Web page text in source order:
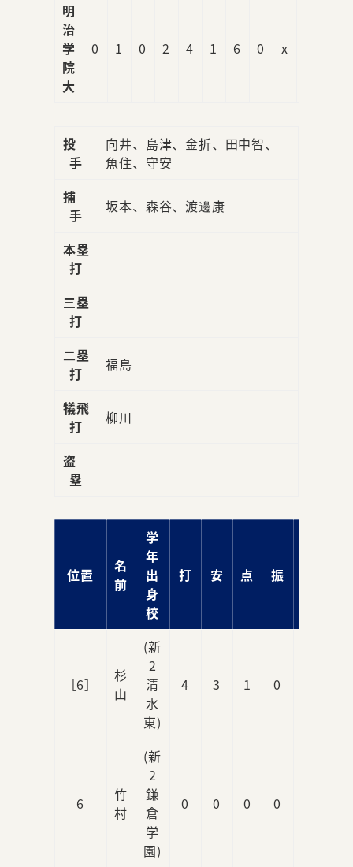
明
治
学
院
大
0 1 0 2 4 1 6 0 x
投
手
向井、島津、金折、田中智、
魚住、守安
捕
手
坂本、森谷、渡邊康
本塁
打
三塁
打
二塁
打
福島
犠飛
打
柳川
盗
塁
位置
名
前
学
年
出
身
校
打 安 点 振
［6］
杉
山
(新
2
清
水
東)
4 3 1 0
6
竹
村
(新
2
鎌
倉
学
園)
0 0 0 0